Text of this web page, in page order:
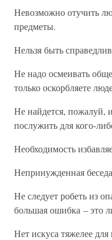
Невозможно отучить
предметы.
Нельзя быть
Не надо осмеивать
только оскорбляете
Не найдется, пожалуй,
послужить для кого-
Необходимость
Непринужденная
Не следует робеть из
большая ошибка – это
Нет искуса тяжелее